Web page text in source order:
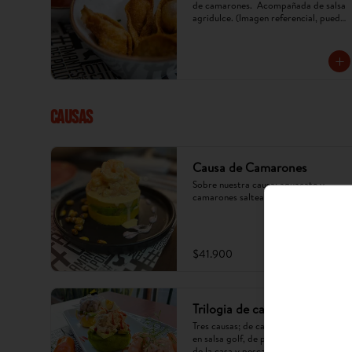
de camarones.  Acompañada de salsa
agridulce. (Imagen referencial, puede
CAUSAS
Causa de Camarones
Sobre nuestra causa; aguacate y
camarones salteados en salsa golf.
$41.900
Trilogia de causas
Tres causas; de camarones salteados
en salsa golf, de pollo en mayonesa